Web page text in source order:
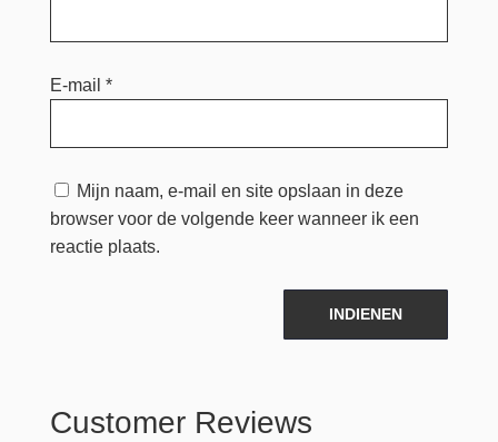
E-mail *
Mijn naam, e-mail en site opslaan in deze
browser voor de volgende keer wanneer ik een
reactie plaats.
INDIENEN
Customer Reviews